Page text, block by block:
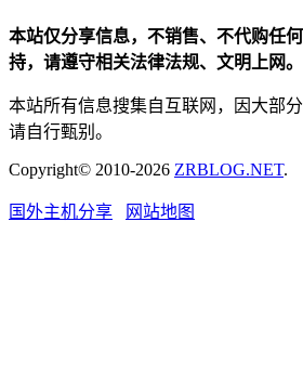
本站仅分享信息，不销售、不代购任
持，请遵守相关法律法规、文明上网。
本站所有信息搜集自互联网，因大部
请自行甄别。
Copyright© 2010-2026 ZRBLOG.NET.
国外主机分享 网站地图